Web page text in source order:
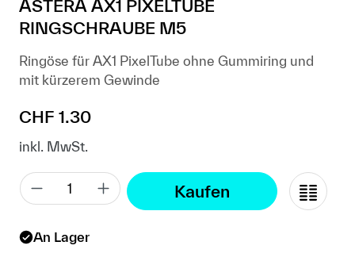
ASTERA AX1 PIXELTUBE
RINGSCHRAUBE M5
Ringöse für AX1 PixelTube ohne Gummiring und
mit kürzerem Gewinde
Regulärer Preis:
CHF 1.30
inkl. MwSt.
Kaufen
An Lager